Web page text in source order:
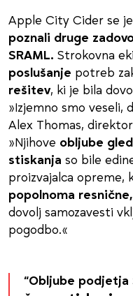
Apple City Cider se
poznali druge
SRAML. Strokovna
poslušanje potreb
rešitev, ki je bila
»Izjemno smo veseli,
Alex Thomas,
»Njihove obljube
stiskanja so bile
proizvajalca opreme,
popolnoma resnične,
dovolj samozavesti
pogodbo.«
“Obljube podjetja